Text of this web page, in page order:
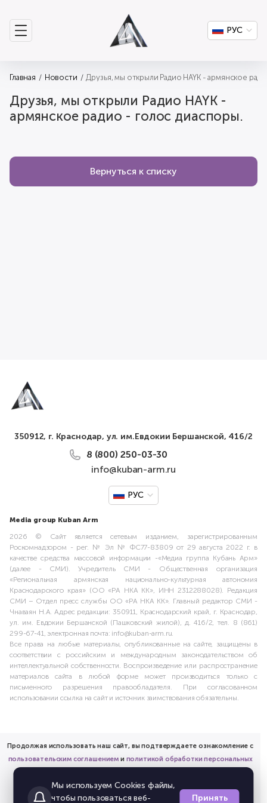
РУС
Главная Новости Друзья, мы открыли Радио HAYK - армянское
Друзья, мы открыли Радио HAYK -
армянское радио - голос диаспоры.
Вернуться к списку
350912, г. Краснодар, ул. им.Евдокии Бершанской, 416/2
8 (800) 250-03-30
info@kuban-arm.ru
РУС
Media group Kuban Arm
2026 © Сайт является сетевым изданием, зарегистрированным
Роскомнадзором - рег. № Эл № ФС77-83809 от 29 августа 2022 г. в
качестве средства массовой информации -«Медиа группа Кубань Арм»
(далее - СМИ). Учредитель СМИ - Общественная организация
«Региональная армянская национально-культурная автономия
Краснодарского края» (ОО «РА НКА КК», ИНН 2312288028). Редакция
СМИ – Отдел пресс службы ОО «РА НКА КК». Главный редактор СМИ -
Чнаваян Н.А. Адрес редакции: 350911, Краснодарский край, г. Краснодар,
ул. им. Евдокии Бершанской (Пашковский жилой), д. 416/2, тел. 8 (861)
299-67-41, электронная почта: info@kuban-arm.ru.
Все права на любые материалы, опубликованные на сайте, защищены в
соответствии с российским и международным законодательством об
интеллектуальной собственности. Воспроизведение или распространение
материалов сайта в любой форме может производиться только с
письменного разрешения правообладателя. При согласованном
использовании ссылка на сайт и источник заимствования обязательны.
Продолжая использовать наш сайт, вы подтверждаете ознакомление с
пользовательским соглашением и политикой обработки персональных
и предоставляете согласие на обработку соответствующих
персональных данных.
Мы используем Cookies файлы,
чтобы пользоваться веб-
Принять